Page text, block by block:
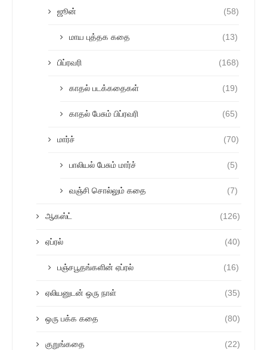
ஜூன் (58)
மாய புத்தக கதை (13)
பிப்ரவரி (168)
காதல் படக்கதைகள் (19)
காதல் பேசும் பிப்ரவரி (65)
மார்ச் (70)
பாலியல் பேசும் மார்ச் (5)
வஞ்சி சொல்லும் கதை (7)
ஆகஸ்ட் (126)
ஏப்ரல் (40)
பஞ்சபூதங்களின் ஏப்ரல் (16)
ஏலியனுடன் ஒரு நாள் (35)
ஒரு பக்க கதை (80)
குறுங்கதை (22)